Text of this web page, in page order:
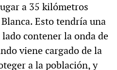
a 35 kilómetros
Esto tendría una
contener la onda de
viene cargado de la
a la población, y